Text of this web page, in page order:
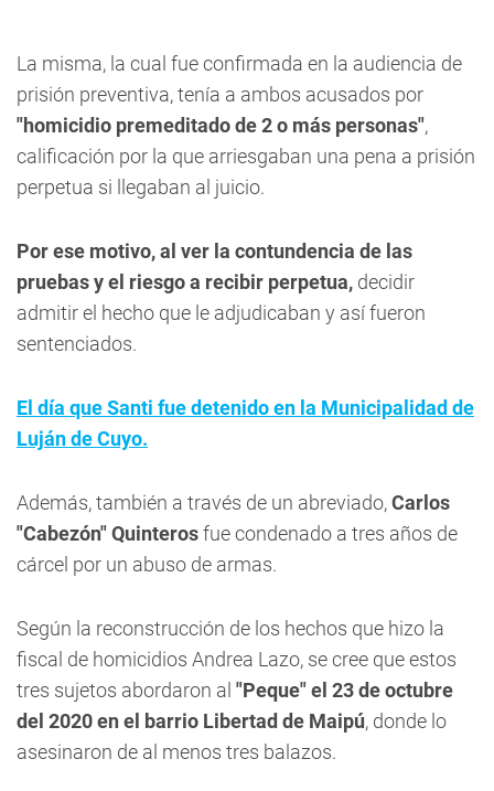
La misma, la cual fue confirmada en la audiencia de
prisión preventiva, tenía a ambos acusados por
"homicidio premeditado de 2 o más personas",
calificación por la que arriesgaban una pena a prisión
perpetua si llegaban al juicio.
Por ese motivo, al ver la contundencia de las
pruebas y el riesgo a recibir perpetua, decidir
admitir el hecho que le adjudicaban y así fueron
sentenciados.
El día que Santi fue detenido en la Municipalidad de
Luján de Cuyo.
Además, también a través de un abreviado,Carlos
"Cabezón" Quinterosfue condenado a tres años de
cárcel por un abuso de armas.
Según la reconstrucción de los hechos que hizo la
fiscal de homicidios Andrea Lazo, se cree que estos
tres sujetos abordaron al "Peque" el 23 de octubre
del 2020 en el barrio Libertad de Maipú, donde lo
asesinaron de al menos tres balazos.